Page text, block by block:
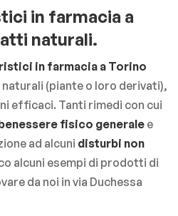
in farmacia a
naturali.
in farmacia a Torino
(piante o loro derivati),
efficaci. Tanti rimedi con cui
fisico generale e
ad alcuni disturbi non
alcuni esempi di prodotti di
da noi in via Duchessa